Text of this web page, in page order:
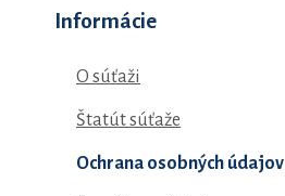
Informácie
O súťaži
Štatút súťaže
Ochrana osobných údajov